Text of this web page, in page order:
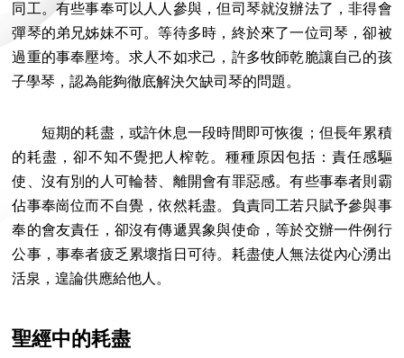
同工。有些事奉可以人人參與，但司琴就沒辦法了，非得會
彈琴的弟兄姊妹不可。等待多時，終於來了一位司琴，卻被
過重的事奉壓垮。求人不如求己，許多牧師乾脆讓自己的孩
子學琴，認為能夠徹底解決欠缺司琴的問題。
短期的耗盡，或許休息一段時間即可恢復；但長年累積
的耗盡，卻不知不覺把人榨乾。種種原因包括：責任感驅
使、沒有別的人可輪替、離開會有罪惡感。有些事奉者則霸
佔事奉崗位而不自覺，依然耗盡。負責同工若只賦予參與事
奉的會友責任，卻沒有傳遞異象與使命，等於交辦一件例行
公事，事奉者疲乏累壞指日可待。耗盡使人無法從內心湧出
活泉，遑論供應給他人。
聖經中的耗盡